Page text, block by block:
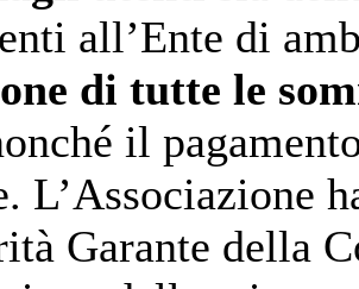
all’Ente di
di tutte le
il
L’Associazione
Garante della